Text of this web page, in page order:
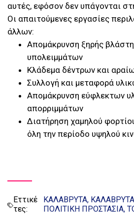
αυτές, εφόσον δεν υπάγονται
Οι απαιτούμενες εργασίες
άλλων:
Απομάκρυνση ξηρής
υπολειμμάτων
Κλάδεμα δέντρων και
Συλλογή και μεταφορά
Απομάκρυνση εύφλεκτων
απορριμμάτων
Διατήρηση χαμηλού
όλη την περίοδο υψηλού
Εττικέ
τες:
ΚΑΛΑΒΡΥΤΑ
ΠΟΛΙΤΙΚΗ ΠΡΟΣΤΑΣΙΑ